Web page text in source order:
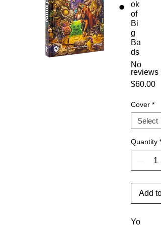
ok
of
Bi
g
Ba
ds
No
reviews
$60.00
Cover *
Quantity *
Add
Yo